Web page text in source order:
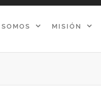
MISIÓN